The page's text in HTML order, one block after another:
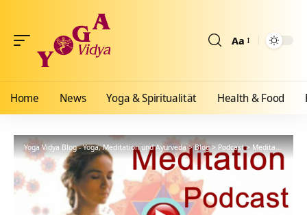
Aa
Home News Yoga & Spiritualität Health & Food
Yoga Vidya Blog - Yoga, Meditation und Ayurveda>Blog>Podcast>Meditationsanleitung